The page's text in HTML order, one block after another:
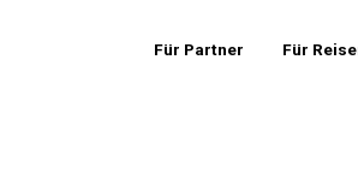
Für Partner Für